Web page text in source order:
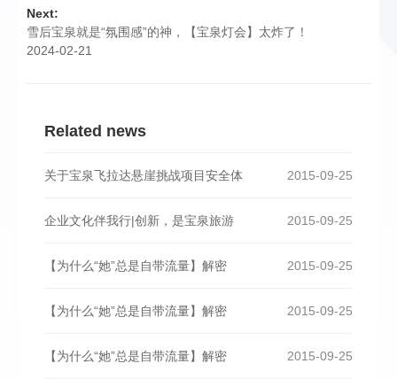
Next:
雪后宝泉就是“氛围感”的神，【宝泉灯会】太炸了！
2024-02-21
Related news
2015-09-25
关于宝泉飞拉达悬崖挑战项目安全体
2015-09-25
企业文化伴我行|创新，是宝泉旅游
2015-09-25
【为什么“她”总是自带流量】解密
2015-09-25
【为什么“她”总是自带流量】解密
2015-09-25
【为什么“她”总是自带流量】解密